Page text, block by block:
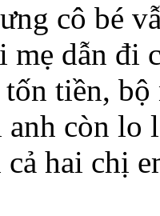
cô bé
mẹ dẫn đi
tiền,
còn lo
hai chị